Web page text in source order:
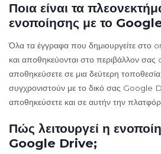
Ποια είναι τα
ενοποίησης με το
Όλα τα έγγραφα που δημιουργείτε στο
και αποθηκεύονται στο περιβάλλον
αποθηκεύσετε σε μια δεύτερη
συγχρονιστούν με το δικό σας Google
αποθηκεύσετε και σε αυτήν την
Πώς λειτουργεί η
Google Drive;